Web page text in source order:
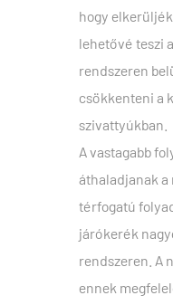
hogy
lehetővé teszi
rendszeren
csökkenteni a
szivattyúkban.
A vastagabb
áthaladjanak a
térfogatú
járókerék
rendszeren. A
ennek